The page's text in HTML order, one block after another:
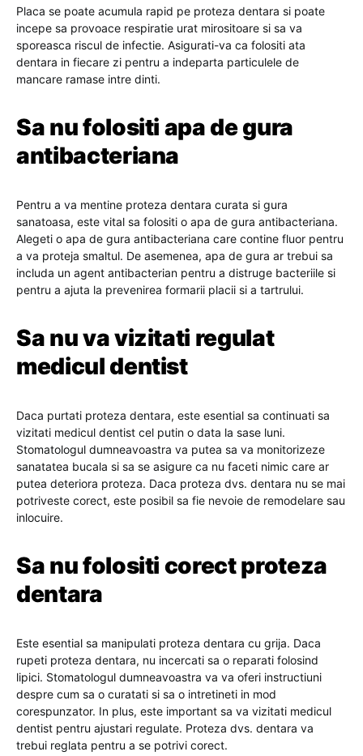
Placa se poate acumula rapid pe proteza dentara si poate
incepe sa provoace respiratie urat mirositoare si sa va
sporeasca riscul de infectie. Asigurati-va ca folositi ata
dentara in fiecare zi pentru a indeparta particulele de
mancare ramase intre dinti.
Sa nu folositi apa de gura
antibacteriana
Pentru a va mentine proteza dentara curata si gura
sanatoasa, este vital sa folositi o apa de gura antibacteriana.
Alegeti o apa de gura antibacteriana care contine fluor pentru
a va proteja smaltul. De asemenea, apa de gura ar trebui sa
includa un agent antibacterian pentru a distruge bacteriile si
pentru a ajuta la prevenirea formarii placii si a tartrului.
Sa nu va vizitati regulat
medicul dentist
Daca purtati proteza dentara, este esential sa continuati sa
vizitati medicul dentist cel putin o data la sase luni.
Stomatologul dumneavoastra va putea sa va monitorizeze
sanatatea bucala si sa se asigure ca nu faceti nimic care ar
putea deteriora proteza. Daca proteza dvs. dentara nu se mai
potriveste corect, este posibil sa fie nevoie de remodelare sau
inlocuire.
Sa nu folositi corect proteza
dentara
Este esential sa manipulati proteza dentara cu grija. Daca
rupeti proteza dentara, nu incercati sa o reparati folosind
lipici. Stomatologul dumneavoastra va va oferi instructiuni
despre cum sa o curatati si sa o intretineti in mod
corespunzator. In plus, este important sa va vizitati medicul
dentist pentru ajustari regulate. Proteza dvs. dentara va
trebui reglata pentru a se potrivi corect.